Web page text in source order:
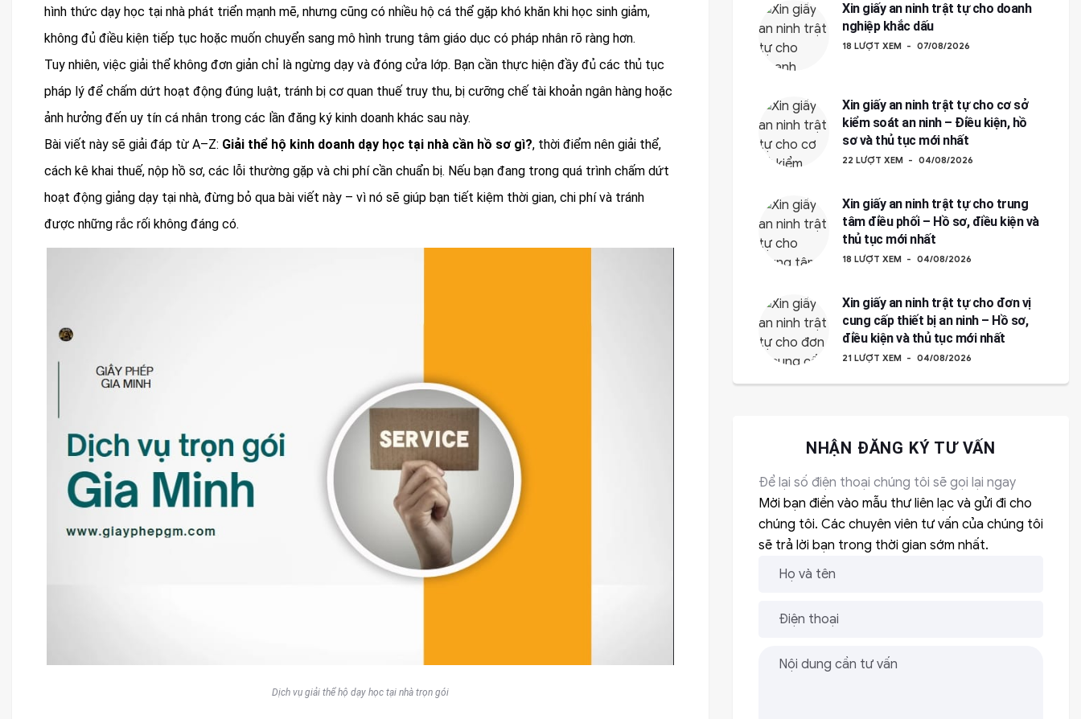
hình thức dạy học tại nhà phát triển mạnh mẽ, nhưng cũng có nhiều hộ cá thể gặp khó khăn khi học sinh giảm,
không đủ điều kiện tiếp tục hoặc muốn chuyển sang mô hình trung tâm giáo dục có pháp nhân rõ ràng hơn.
Tuy nhiên, việc giải thể không đơn giản chỉ là ngừng dạy và đóng cửa lớp. Bạn cần thực hiện đầy đủ các thủ tục
pháp lý để chấm dứt hoạt động đúng luật, tránh bị cơ quan thuế truy thu, bị cưỡng chế tài khoản ngân hàng hoặc
ảnh hưởng đến uy tín cá nhân trong các lần đăng ký kinh doanh khác sau này.
Bài viết này sẽ giải đáp từ A–Z: Giải thể hộ kinh doanh dạy học tại nhà cần hồ sơ gì?, thời điểm nên giải thể,
cách kê khai thuế, nộp hồ sơ, các lỗi thường gặp và chi phí cần chuẩn bị. Nếu bạn đang trong quá trình chấm dứt
hoạt động giảng dạy tại nhà, đừng bỏ qua bài viết này – vì nó sẽ giúp bạn tiết kiệm thời gian, chi phí và tránh
được những rắc rối không đáng có.
Dịch vụ giải thể hộ dạy học tại nhà trọn gói
Xin giấy an ninh trật tự cho doanh
nghiệp khắc dấu
18 LƯỢT XEM 07/08/2026
Xin giấy an ninh trật tự cho cơ sở
kiểm soát an ninh – Điều kiện, hồ
sơ và thủ tục mới nhất
22 LƯỢT XEM 04/08/2026
Xin giấy an ninh trật tự cho trung
tâm điều phối – Hồ sơ, điều kiện và
thủ tục mới nhất
18 LƯỢT XEM 04/08/2026
Xin giấy an ninh trật tự cho đơn vị
cung cấp thiết bị an ninh – Hồ sơ,
điều kiện và thủ tục mới nhất
21 LƯỢT XEM 04/08/2026
NHẬN ĐĂNG KÝ TƯ VẤN
Để lại số điện thoại chúng tôi sẽ gọi lại ngay
Mời bạn điền vào mẫu thư liên lạc và gửi đi cho
chúng tôi. Các chuyên viên tư vấn của chúng tôi
sẽ trả lời bạn trong thời gian sớm nhất.